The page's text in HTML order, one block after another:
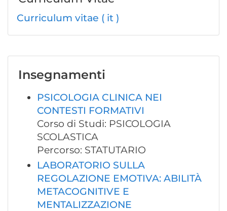
Curriculum vitae ( it )
Insegnamenti
PSICOLOGIA CLINICA NEI
CONTESTI FORMATIVI
Corso di Studi: PSICOLOGIA
SCOLASTICA
Percorso: STATUTARIO
LABORATORIO SULLA
REGOLAZIONE EMOTIVA: ABILITÀ
METACOGNITIVE E
MENTALIZZAZIONE